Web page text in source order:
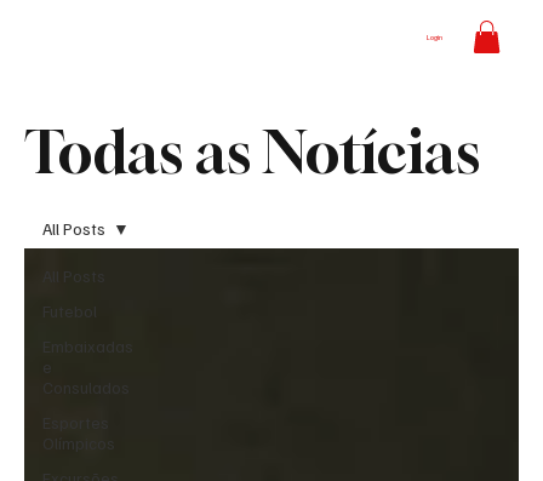
Login
Todas as Notícias
All Posts
Futebol
Embaixadas
e
Consulados
Olímpicos
All Posts